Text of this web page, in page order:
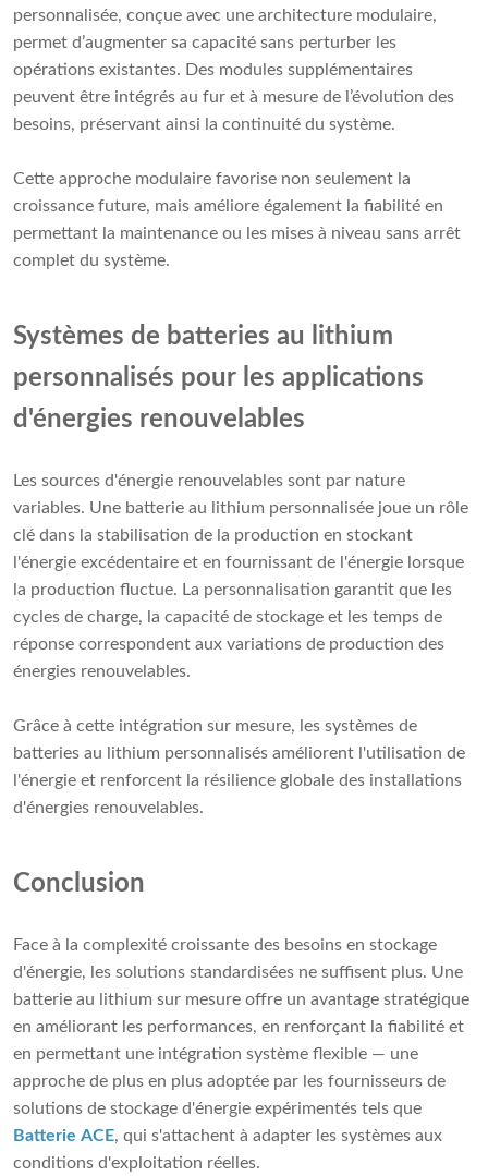
personnalisée, conçue avec une architecture modulaire,
permet d’augmenter sa capacité sans perturber les
opérations existantes. Des modules supplémentaires
peuvent être intégrés au fur et à mesure de l’évolution des
besoins, préservant ainsi la continuité du système.
Cette approche modulaire favorise non seulement la
croissance future, mais améliore également la fiabilité en
permettant la maintenance ou les mises à niveau sans arrêt
complet du système.
Systèmes de batteries au lithium
personnalisés pour les applications
d'énergies renouvelables
Les sources d'énergie renouvelables sont par nature
variables. Une batterie au lithium personnalisée joue un rôle
clé dans la stabilisation de la production en stockant
l'énergie excédentaire et en fournissant de l'énergie lorsque
la production fluctue. La personnalisation garantit que les
cycles de charge, la capacité de stockage et les temps de
réponse correspondent aux variations de production des
énergies renouvelables.
Grâce à cette intégration sur mesure, les systèmes de
batteries au lithium personnalisés améliorent l'utilisation de
l'énergie et renforcent la résilience globale des installations
d'énergies renouvelables.
Conclusion
Face à la complexité croissante des besoins en stockage
d'énergie, les solutions standardisées ne suffisent plus. Une
batterie au lithium sur mesure offre un avantage stratégique
en améliorant les performances, en renforçant la fiabilité et
en permettant une intégration système flexible — une
approche de plus en plus adoptée par les fournisseurs de
solutions de stockage d'énergie expérimentés tels que
Batterie ACE, qui s'attachent à adapter les systèmes aux
conditions d'exploitation réelles.